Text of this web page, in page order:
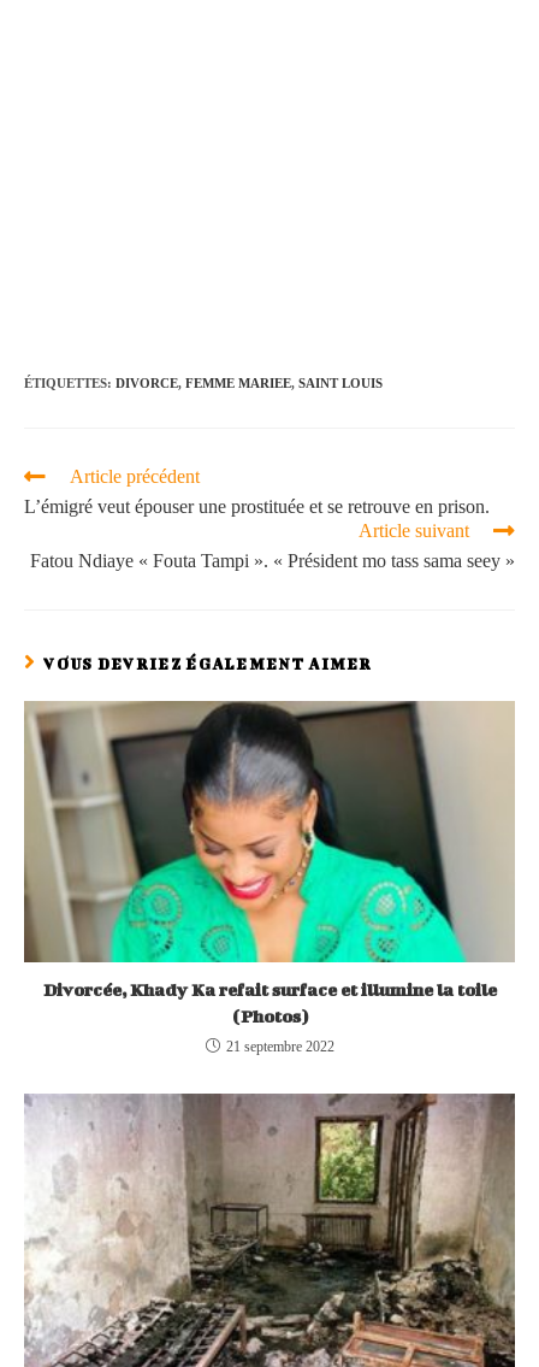
ÉTIQUETTES: DIVORCE, FEMME MARIEE, SAINT LOUIS
Article précédent
L’émigré veut épouser une prostituée et se retrouve en prison.
Article suivant
Fatou Ndiaye « Fouta Tampi ». « Président mo tass sama seey »
VOUS DEVRIEZ ÉGALEMENT AIMER
Divorcée, Khady Ka refait surface et illumine la toile
(Photos)
21 septembre 2022